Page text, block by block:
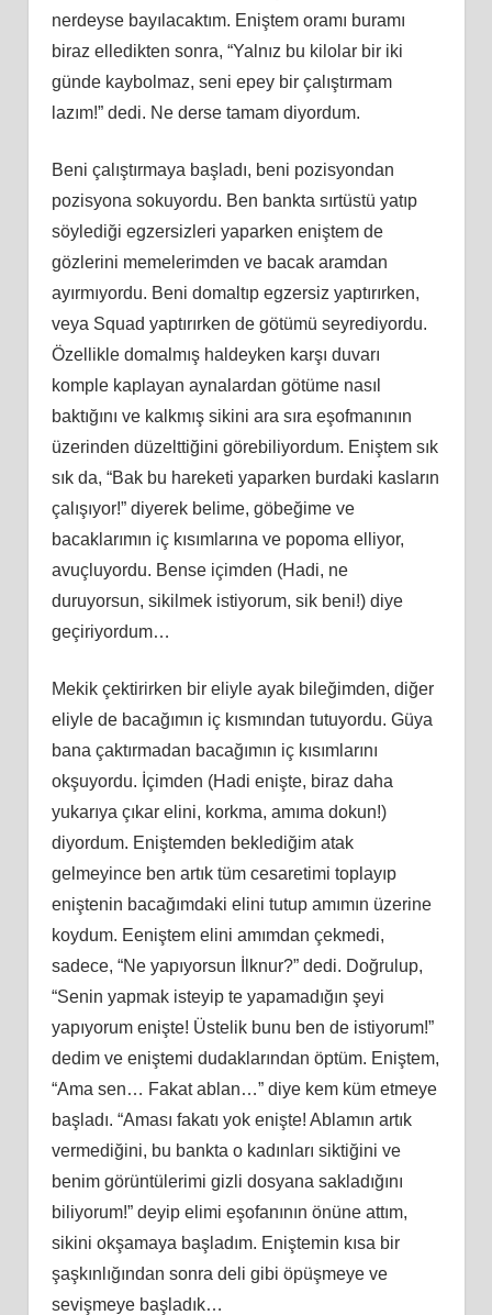
nerdeyse bayılacaktım. Eniştem oramı buramı
biraz elledikten sonra, “Yalnız bu kilolar bir iki
günde kaybolmaz, seni epey bir çalıştırmam
lazım!” dedi. Ne derse tamam diyordum.
Beni çalıştırmaya başladı, beni pozisyondan
pozisyona sokuyordu. Ben bankta sırtüstü yatıp
söylediği egzersizleri yaparken eniştem de
gözlerini memelerimden ve bacak aramdan
ayırmıyordu. Beni domaltıp egzersiz yaptırırken,
veya Squad yaptırırken de götümü seyrediyordu.
Özellikle domalmış haldeyken karşı duvarı
komple kaplayan aynalardan götüme nasıl
baktığını ve kalkmış sikini ara sıra eşofmanının
üzerinden düzelttiğini görebiliyordum. Eniştem sık
sık da, “Bak bu hareketi yaparken burdaki kasların
çalışıyor!” diyerek belime, göbeğime ve
bacaklarımın iç kısımlarına ve popoma elliyor,
avuçluyordu. Bense içimden (Hadi, ne
duruyorsun, sikilmek istiyorum, sik beni!) diye
geçiriyordum…
Mekik çektirirken bir eliyle ayak bileğimden, diğer
eliyle de bacağımın iç kısmından tutuyordu. Güya
bana çaktırmadan bacağımın iç kısımlarını
okşuyordu. İçimden (Hadi enişte, biraz daha
yukarıya çıkar elini, korkma, amıma dokun!)
diyordum. Eniştemden beklediğim atak
gelmeyince ben artık tüm cesaretimi toplayıp
eniştenin bacağımdaki elini tutup amımın üzerine
koydum. Eeniştem elini amımdan çekmedi,
sadece, “Ne yapıyorsun İlknur?” dedi. Doğrulup,
“Senin yapmak isteyip te yapamadığın şeyi
yapıyorum enişte! Üstelik bunu ben de istiyorum!”
dedim ve eniştemi dudaklarından öptüm. Eniştem,
“Ama sen… Fakat ablan…” diye kem küm etmeye
başladı. “Aması fakatı yok enişte! Ablamın artık
vermediğini, bu bankta o kadınları siktiğini ve
benim görüntülerimi gizli dosyana sakladığını
biliyorum!” deyip elimi eşofanının önüne attım,
sikini okşamaya başladım. Eniştemin kısa bir
şaşkınlığından sonra deli gibi öpüşmeye ve
sevişmeye başladık…